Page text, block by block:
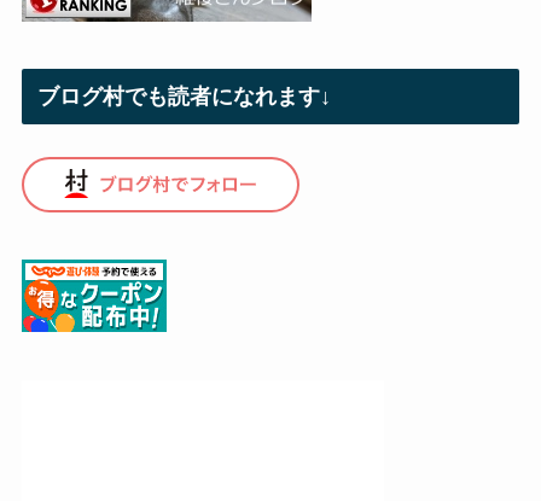
ブログ村でも読者になれます↓